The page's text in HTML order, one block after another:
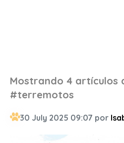
Mostrando 4 artículos
#terremotos
30 July 2025 09:07 por